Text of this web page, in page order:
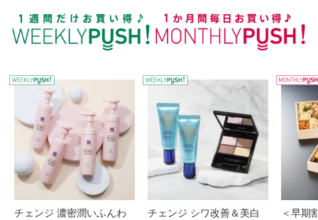
WEEKLY PUSH
チェンジ 濃密潤いふんわ
チェンジ シワ改善＆美白
＜早期